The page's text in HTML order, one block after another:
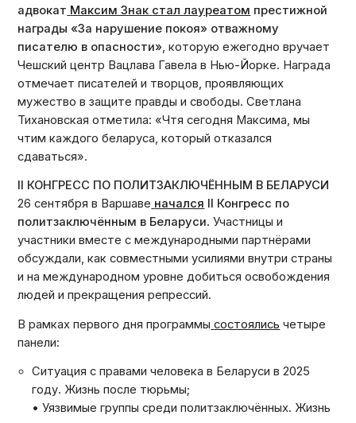
адвокат Максим Знак стал лауреатом престижной
награды «За нарушение покоя» отважному
писателю в опасности», которую ежегодно вручает
Чешский центр Вацлава Гавела в Нью-Йорке. Награда
отмечает писателей и творцов, проявляющих
мужество в защите правды и свободы. Светлана
Тихановская отметила: «Чтя сегодня Максима, мы
чтим каждого беларуса, который отказался
сдаваться».
ІІ КОНГРЕСС ПО ПОЛИТЗАКЛЮЧЁННЫМ В БЕЛАРУСИ
26 сентября в Варшаве начался ІІ Конгресс по
политзаключённым в Беларуси. Участницы и
участники вместе с международными партнёрами
обсуждали, как совместными усилиями внутри страны
и на международном уровне добиться освобождения
людей и прекращения репрессий.
В рамках первого дня программы состоялись четыре
панели:
Ситуация с правами человека в Беларуси в 2025
году. Жизнь после тюрьмы;
• Уязвимые группы среди политзаключённых. Жизнь